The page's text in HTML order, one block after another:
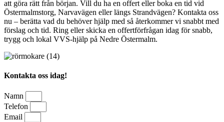
att göra rätt från början. Vill du ha en offert eller boka en tid vid
Östermalmstorg, Narvavägen eller längs Strandvägen? Kontakta oss
nu – berätta vad du behöver hjälp med så återkommer vi snabbt med
förslag och tid. Ring eller skicka en offertförfrågan idag för snabb,
trygg och lokal VVS-hjälp på Nedre Östermalm.
Kontakta oss idag!
Namn
Telefon
Email